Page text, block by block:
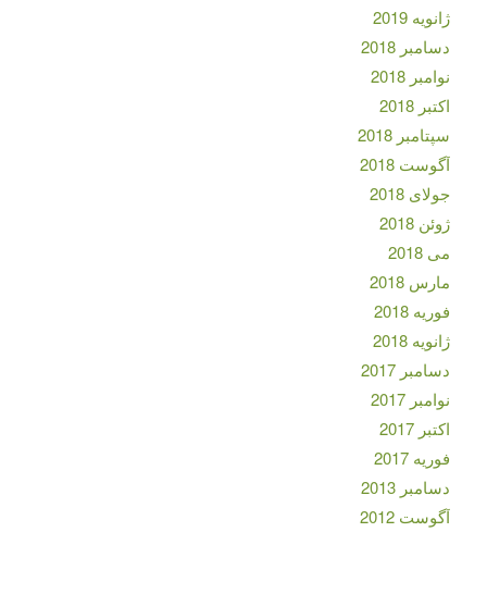
ژانویه 2019
دسامبر 2018
نوامبر 2018
اکتبر 2018
سپتامبر 2018
آگوست 2018
جولای 2018
ژوئن 2018
می 2018
مارس 2018
فوریه 2018
ژانویه 2018
دسامبر 2017
نوامبر 2017
اکتبر 2017
فوریه 2017
دسامبر 2013
آگوست 2012